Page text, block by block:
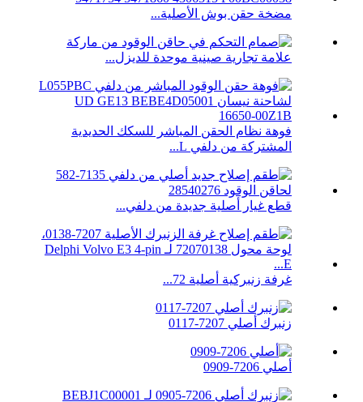
مضخة حقن بوش الأصلية...
علامة تجارية صينية موحدة للديزل...
فوهة نظام الحقن المباشر للسكك الحديدية
المشتركة من دلفي L...
قطع غيار أصلية جديدة من دلفي...
غرفة زنبركية أصلية 72...
زنبرك أصلي 7207-0117
أصلي 7206-0909